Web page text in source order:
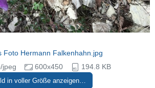
Foto Hermann Falkenhahn.jpg
jpeg
600x450 194.8 KB
in voller Größe anzeigen…